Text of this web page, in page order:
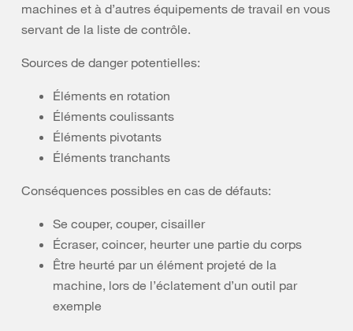
machines et à d’autres équipements de travail en vous
servant de la liste de contrôle.
Sources de danger potentielles:
Éléments en rotation
Éléments coulissants
Éléments pivotants
Éléments tranchants
Conséquences possibles en cas de défauts:
Se couper, couper, cisailler
Écraser, coincer, heurter une partie du corps
Être heurté par un élément projeté de la
machine, lors de l’éclatement d’un outil par
exemple